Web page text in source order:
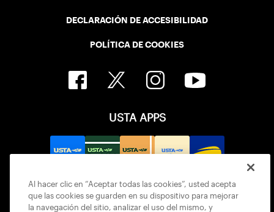
DECLARACIÓN DE ACCESIBILIDAD
POLÍTICA DE COOKIES
USTA APPS
Al hacer clic en “Aceptar todas las cookies”, usted acepta
que las cookies se guarden en su dispositivo para mejorar
la navegación del sitio, analizar el uso del mismo, y